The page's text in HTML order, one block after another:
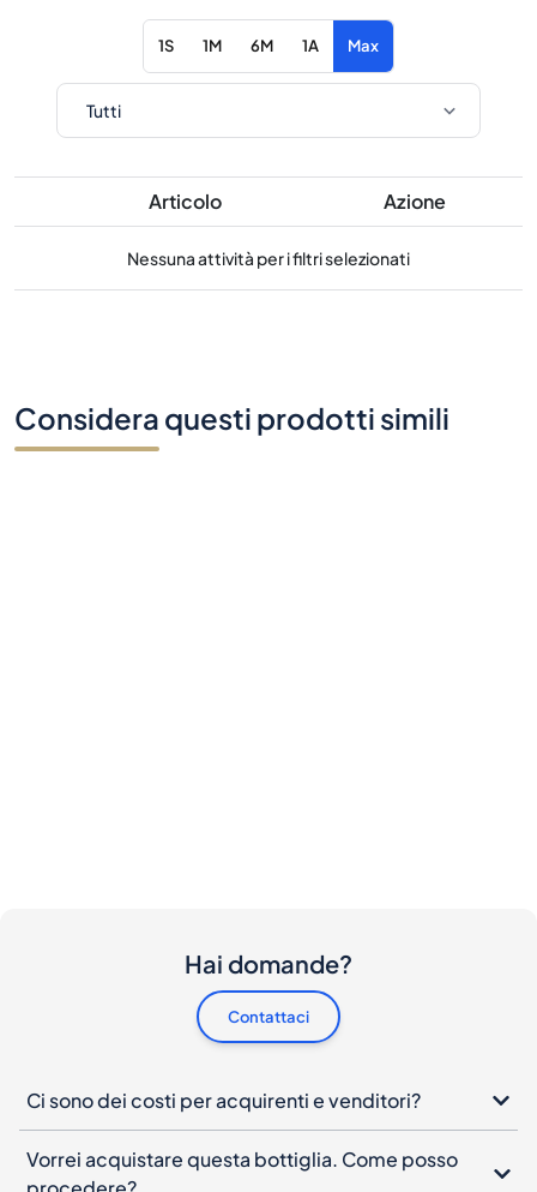
1S 1M 6M 1A Max
Articolo Azione
Nessuna attività per i filtri selezionati
Considera questi prodotti simili
Hai domande?
Contattaci
Ci sono dei costi per acquirenti e venditori?
Vorrei acquistare questa bottiglia. Come posso